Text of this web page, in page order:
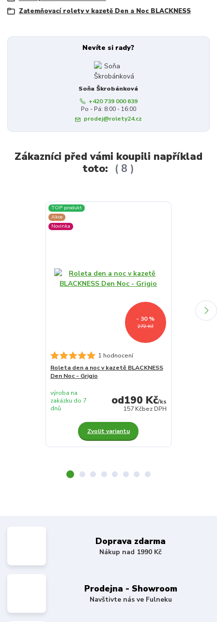
Zatemňovací rolety v kazetě Den a Noc BLACKNESS
Nevíte si rady?
Soňa Škrobánková
+420 739 000 639
Po - Pá: 8:00 - 16:00
prodej@rolety24.cz
Zákazníci před vámi koupili například
toto:
8
TOP produkt
Akce
Novinka
272 Kč
- 30 %
1 hodnocení
Roleta den a noc v kazetě BLACKNESS
Den Noc - Grigio
190 Kč/ks
157 Kčbez DPH
výroba na
zakázku do 7
dnů
Zvolit variantu
Doprava zdarma
Nákup nad 1990 Kč
Prodejna - Showroom
Navštivte nás ve Fulneku